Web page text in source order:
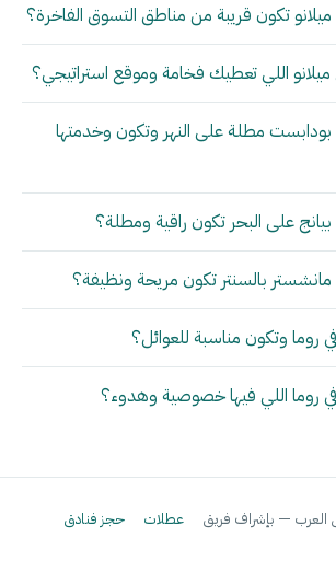
تكون قريبة من مناطق التسوق الفاخرة؟
اللي تعطيك فخامة وموقع استراتيجي؟
مطلة على النهر وتكون وخدمتها
على البحر تكون راقية ومطلة؟
بالسنتر تكون مريحة ونظيفة؟
روما وتكون مناسبة للعوائل؟
روما اللي فيها خصوصية وهدوء؟
العرب — بإشراف فريق عطلات حجز فنادق